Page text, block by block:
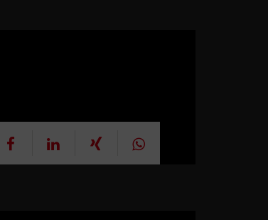
mitteilen